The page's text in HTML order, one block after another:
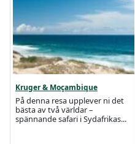
Kruger & Moçambique
På denna resa upplever ni det
bästa av två världar –
spännande safari i Sydafrikas...